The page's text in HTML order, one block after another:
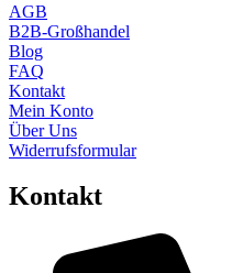
AGB
B2B-Großhandel
Blog
FAQ
Kontakt
Mein Konto
Über Uns
Widerrufsformular
Kontakt